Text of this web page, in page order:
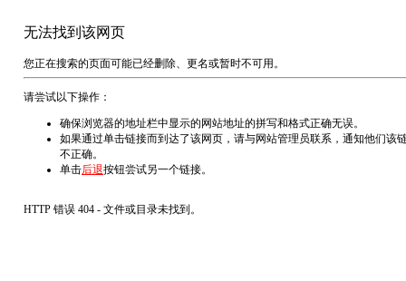
无法找到该网页
您正在搜索的页面可能已经删除、更名或暂时不可用。
请尝试以下操作：
确保浏览器的地址栏中显示的网站地址的拼写和格式正确无误。
如果通过单击链接而到达了该网页，请与网站管理员联系，通知他们该
不正确。
单击后退按钮尝试另一个链接。
HTTP 错误 404 - 文件或目录未找到。